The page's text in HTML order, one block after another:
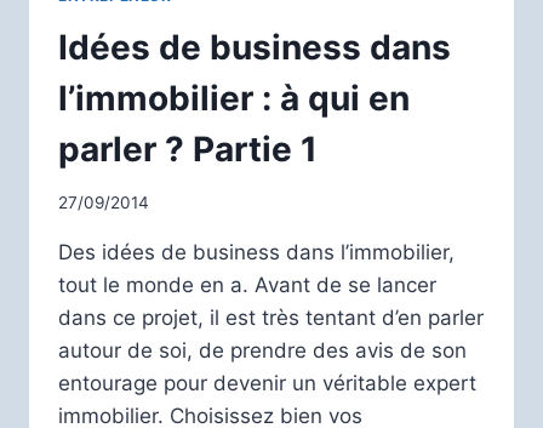
Idées de business dans
l’immobilier : à qui en
parler ? Partie 1
27/09/2014
Des idées de business dans l’immobilier,
tout le monde en a. Avant de se lancer
dans ce projet, il est très tentant d’en parler
autour de soi, de prendre des avis de son
entourage pour devenir un véritable expert
immobilier. Choisissez bien vos